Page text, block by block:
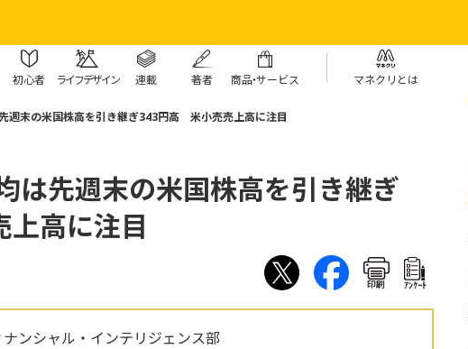
初心者 ライフデザイン 連載 著者 商品・サービス マネクリとは
先週末の米国株高を引き継ぎ343円高 米小売売上高に注目
は先週末の米国株高を引き継ぎ
高に注目
印刷 ｱﾝｹｰﾄ
ンシャル・インテリジェンス部